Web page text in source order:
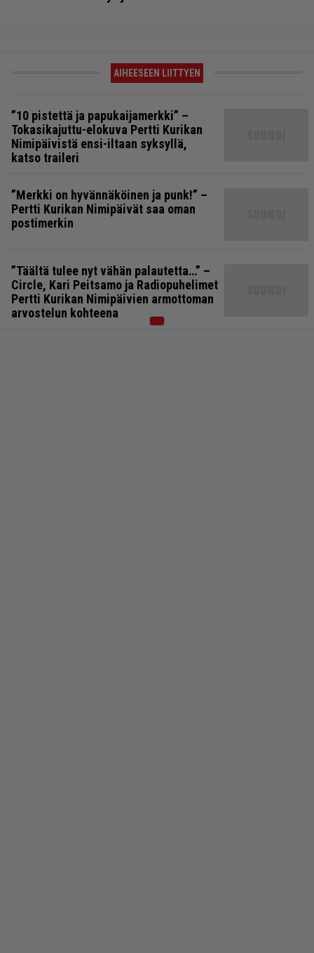
AIHEESEEN LIITTYEN
”10 pistettä ja papukaijamerkki” –
Tokasikajuttu-elokuva Pertti Kurikan
Nimipäivistä ensi-iltaan syksyllä,
katso traileri
”Merkki on hyvännäköinen ja punk!” –
Pertti Kurikan Nimipäivät saa oman
postimerkin
”Täältä tulee nyt vähän palautetta…” –
Circle, Kari Peitsamo ja Radiopuhelimet
Pertti Kurikan Nimipäivien armottoman
arvostelun kohteena